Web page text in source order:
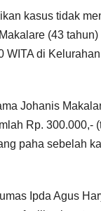
kasus tidak
(43
di
Johanis
Rp. 300.000,-
paha sebelah
Ipda Agus